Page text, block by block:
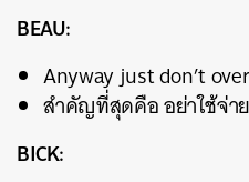
BEAU:
Anyway just don’t
สำคัญที่สุดคือ อย่าใช้จ่า
BICK: